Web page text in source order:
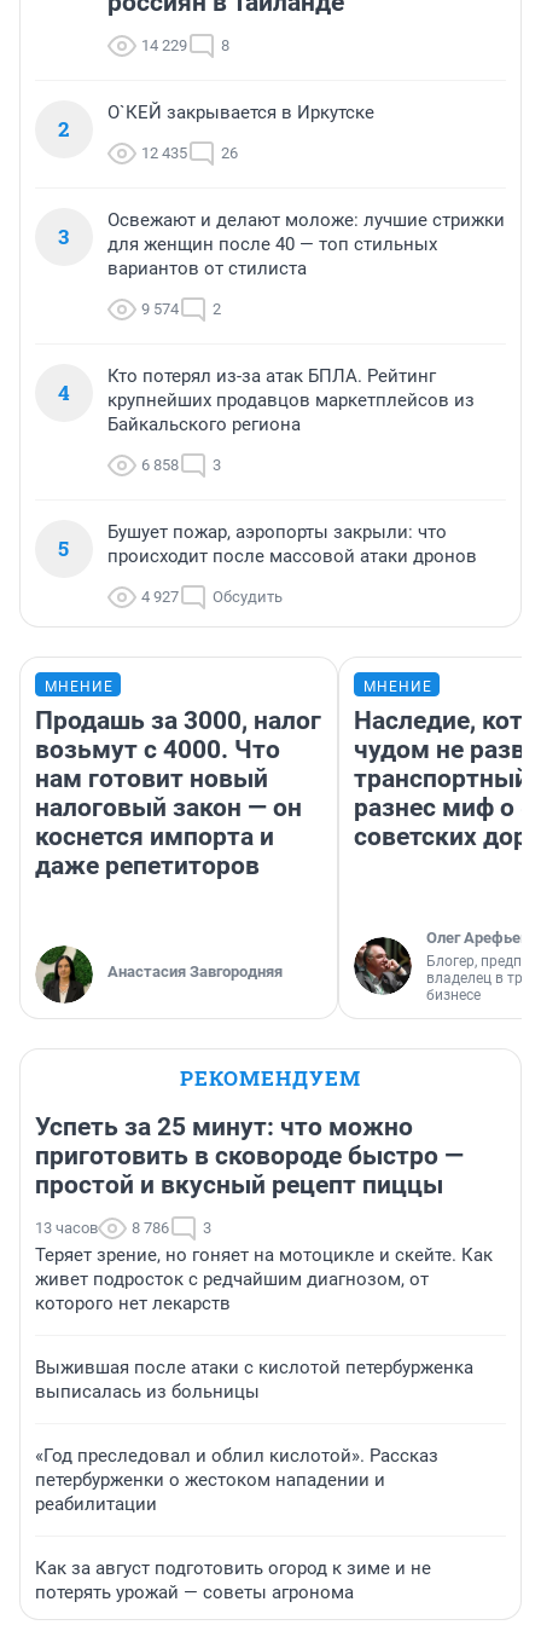
14 229 8
2
О`КЕЙ закрывается в Иркутске
12 435 26
3
Освежают и делают моложе: лучшие стрижки
для женщин после 40 — топ стильных
вариантов от стилиста
9 574 2
4
Кто потерял из-за атак БПЛА. Рейтинг
крупнейших продавцов маркетплейсов из
Байкальского региона
6 858 3
5
Бушует пожар, аэропорты закрыли: что
происходит после массовой атаки дронов
4 927 Обсудить
МНЕНИЕ
Продашь за 3000, налог
возьмут с 4000. Что
нам готовит новый
налоговый закон — он
коснется импорта и
даже репетиторов
Анастасия Завгородняя
МНЕНИЕ
Наследие,
чудом не
транспортный
разнес миф о
советских
Олег Арефьев
Блогер,
владелец в
бизнесе
РЕКОМЕНДУЕМ
Успеть за 25 минут: что можно
приготовить в сковороде быстро —
простой и вкусный рецепт пиццы
13 часов 8 786 3
Теряет зрение, но гоняет на мотоцикле и скейте. Как
живет подросток с редчайшим диагнозом, от
которого нет лекарств
Выжившая после атаки с кислотой петербурженка
выписалась из больницы
«Год преследовал и облил кислотой». Рассказ
петербурженки о жестоком нападении и
реабилитации
Как за август подготовить огород к зиме и не
потерять урожай — советы агронома